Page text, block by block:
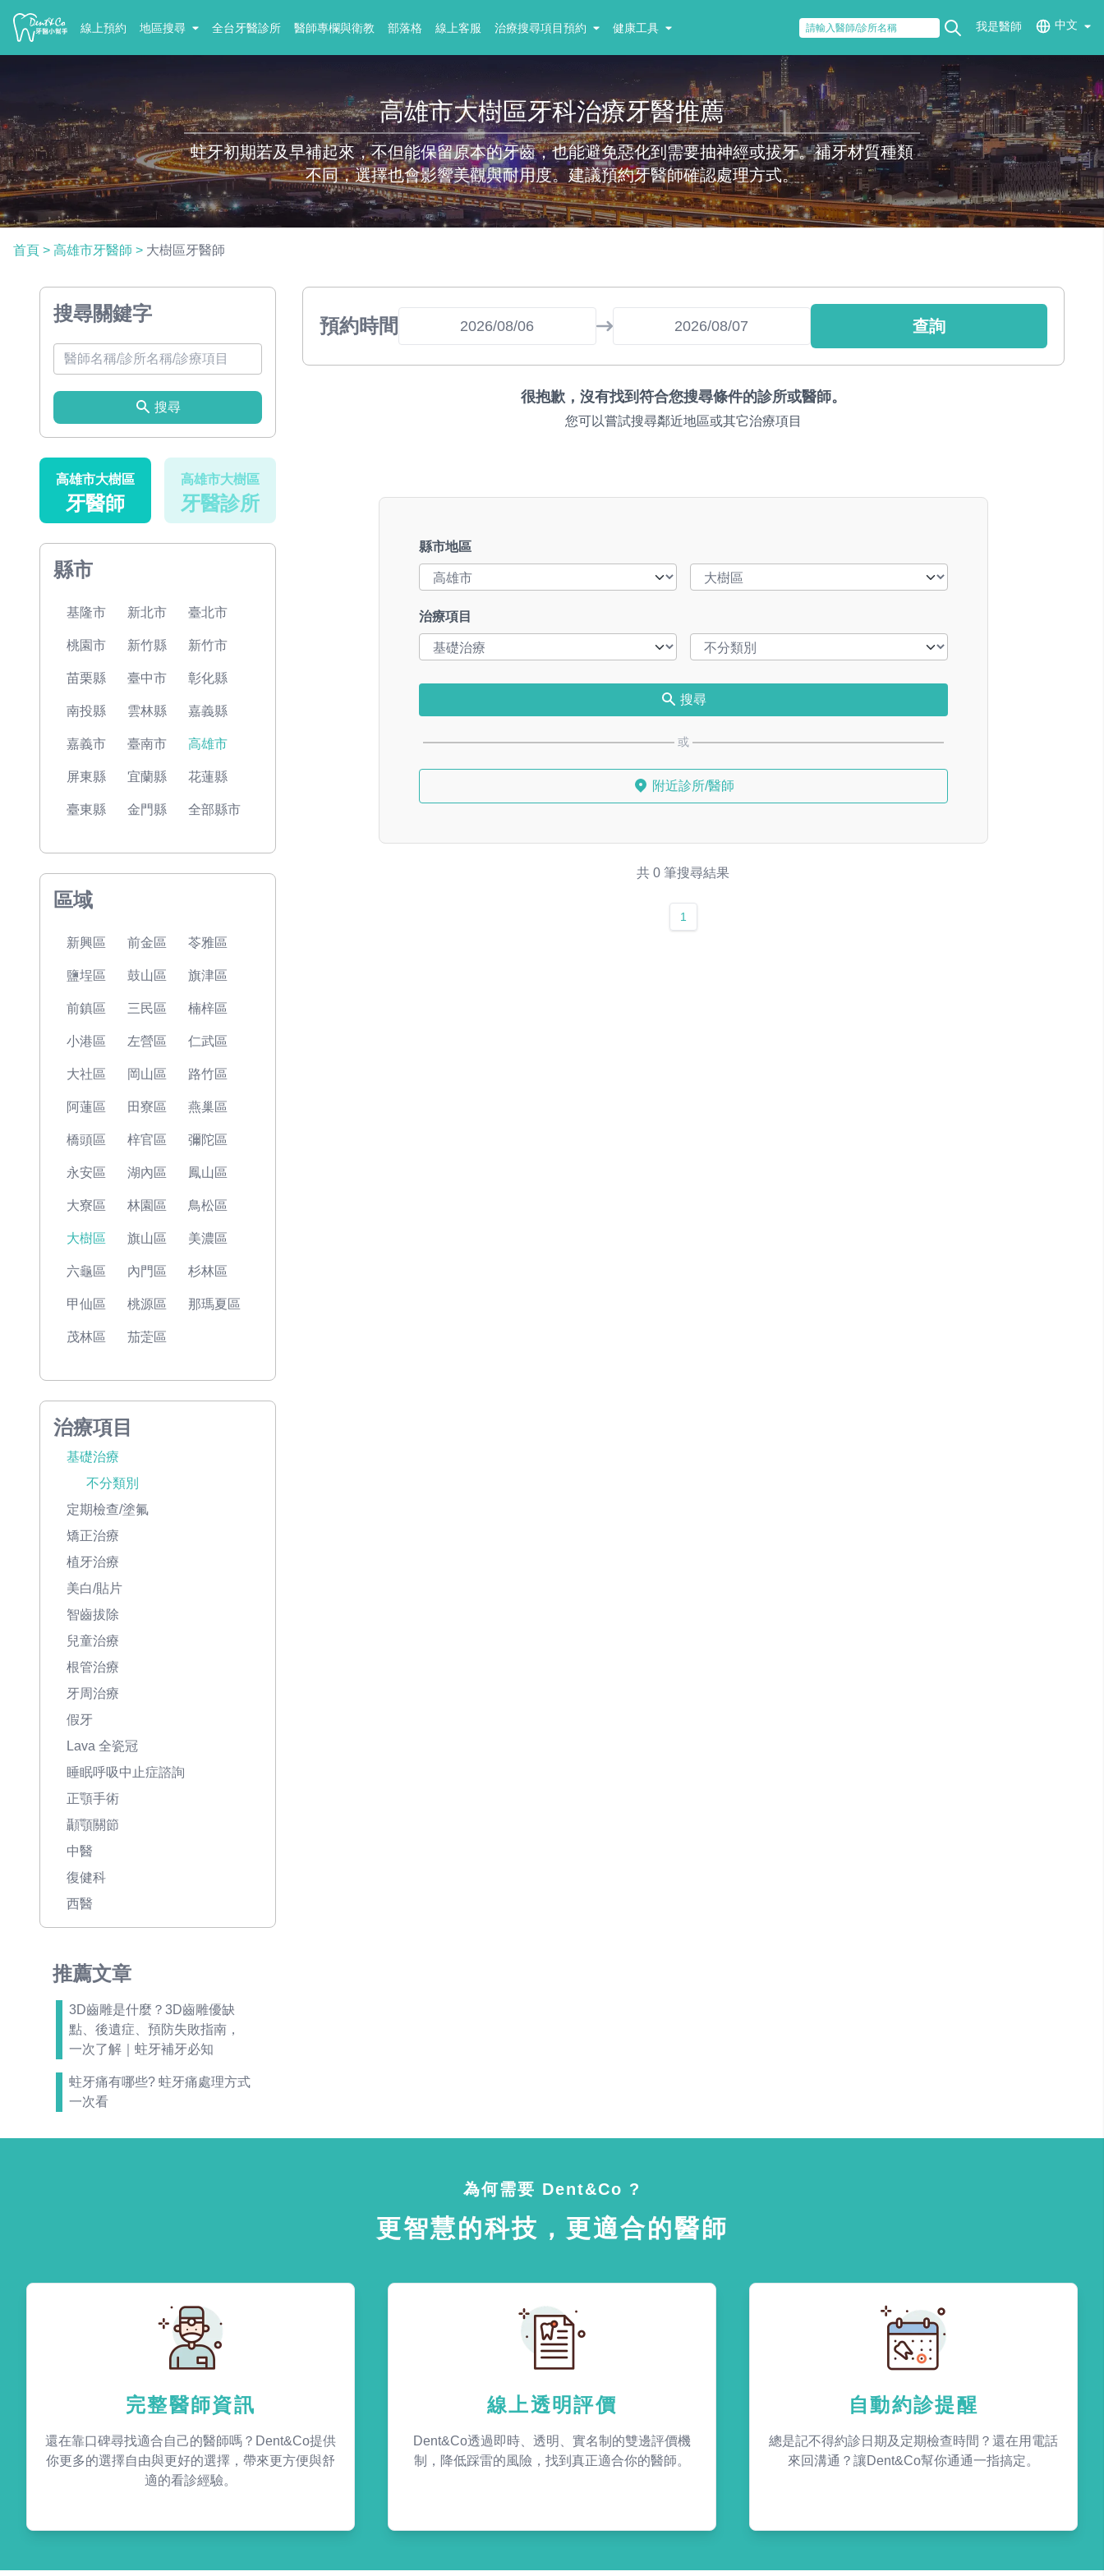
線上預約 地區搜尋 全台牙醫診所 醫師專欄與衛教 部落格 線上客服 治療搜尋項目預約 健康工具 我是醫師 中文
高雄市大樹區牙科治療牙醫推薦
蛀牙初期若及早補起來，不但能保留原本的牙齒，也能避免惡化到需要抽神經或拔牙。補牙材質種類
不同，選擇也會影響美觀與耐用度。建議預約牙醫師確認處理方式。
首頁 > 高雄市牙醫師 > 大樹區牙醫師
搜尋關鍵字
搜尋
高雄市大樹區
牙醫師
高雄市大樹區
牙醫診所
縣市
基隆市 新北市 臺北市
桃園市 新竹縣 新竹市
苗栗縣 臺中市 彰化縣
南投縣 雲林縣 嘉義縣
嘉義市 臺南市 高雄市
屏東縣 宜蘭縣 花蓮縣
臺東縣 金門縣 全部縣市
區域
新興區 前金區 苓雅區
鹽埕區 鼓山區 旗津區
前鎮區 三民區 楠梓區
小港區 左營區 仁武區
大社區 岡山區 路竹區
阿蓮區 田寮區 燕巢區
橋頭區 梓官區 彌陀區
永安區 湖內區 鳳山區
大寮區 林園區 鳥松區
大樹區 旗山區 美濃區
六龜區 內門區 杉林區
甲仙區 桃源區 那瑪夏區
茂林區 茄萣區
治療項目
基礎治療
不分類別
定期檢查/塗氟
矯正治療
植牙治療
美白/貼片
智齒拔除
兒童治療
根管治療
牙周治療
假牙
Lava 全瓷冠
睡眠呼吸中止症諮詢
正顎手術
顳顎關節
中醫
復健科
西醫
推薦文章
3D齒雕是什麼？3D齒雕優缺
點、後遺症、預防失敗指南，
一次了解｜蛀牙補牙必知
蛀牙痛有哪些? 蛀牙痛處理方式
一次看
預約時間 查詢
很抱歉，沒有找到符合您搜尋條件的診所或醫師。
您可以嘗試搜尋鄰近地區或其它治療項目
縣市地區
治療項目
搜尋
或
附近診所/醫師
共 0 筆搜尋結果
1
為何需要 Dent&Co ?
更智慧的科技，更適合的醫師
完整醫師資訊
還在靠口碑尋找適合自己的醫師嗎？Dent&Co提供
你更多的選擇自由與更好的選擇，帶來更方便與舒
適的看診經驗。
線上透明評價
Dent&Co透過即時、透明、實名制的雙邊評價機
制，降低踩雷的風險，找到真正適合你的醫師。
自動約診提醒
總是記不得約診日期及定期檢查時間？還在用電話
來回溝通？讓Dent&Co幫你通通一指搞定。